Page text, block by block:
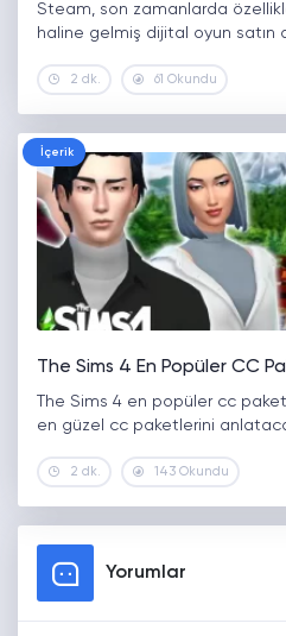
Steam, son zamanlarda
haline gelmiş dijital oyun satın
2 dk. 61 Okundu
İçerik
The Sims 4 En Popüler CC
The Sims 4 en popüler cc
en güzel cc paketlerini
2 dk. 143 Okundu
Yorumlar